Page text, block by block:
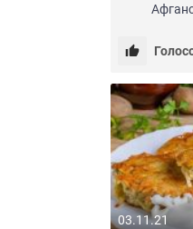
03.11.21